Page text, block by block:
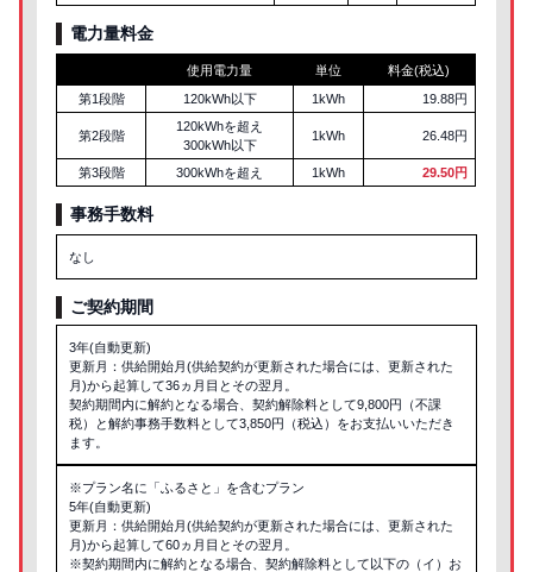
電力量料金
使用電力量 単位
料金(税込)
第1段階
120kWh以下 1kWh 19.88円
第2段階
120kWhを超え
300kWh以下
1kWh 26.48円
第3段階 300kWhを超え 1kWh 29.50円
事務手数料
なし
ご契約期間
3年(自動更新)
更新月：供給開始月(供給契約が更新された場合には、更新された
月)から起算して36ヵ月目とその翌月。
契約期間内に解約となる場合、契約解除料として9,800円（不課
税）と解約事務手数料として3,850円（税込）をお支払いいただき
ます。
※プラン名に「ふるさと」を含むプラン
5年(自動更新)
更新月：供給開始月(供給契約が更新された場合には、更新された
月)から起算して60ヵ月目とその翌月。
※契約期間内に解約となる場合、契約解除料として以下の（イ）お